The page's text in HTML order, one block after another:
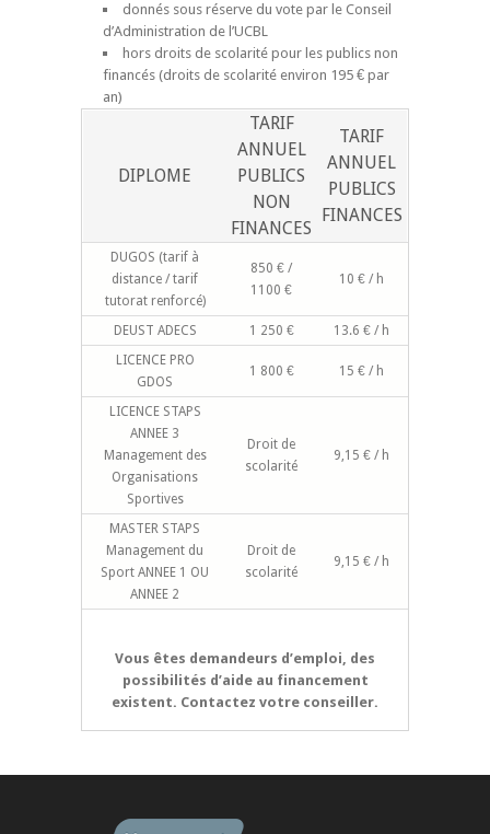
donnés sous réserve du vote par le Conseil
d’Administration de l’UCBL
hors droits de scolarité pour les publics non
financés (droits de scolarité environ 195 € par
an)
DIPLOME
TARIF
ANNUEL
PUBLICS
NON
FINANCES
TARIF
ANNUEL
PUBLICS
FINANCES
DUGOS (tarif à
distance / tarif
tutorat renforcé)
850 € /
1100 €
10 € / h
DEUST ADECS 1 250 €
13.6 € / h
LICENCE PRO
GDOS
1 800 € 15 € / h
LICENCE STAPS
ANNEE 3
Management des
Organisations
Sportives
Droit de
scolarité
9,15 € / h
MASTER STAPS
Management du
Sport ANNEE 1 OU
ANNEE 2
Droit de
scolarité
9,15 € / h
Vous êtes demandeurs d’emploi, des
possibilités d’aide au financement
existent. Contactez votre conseiller.